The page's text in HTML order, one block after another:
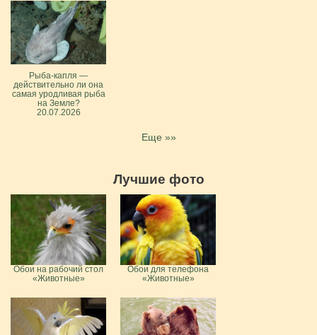
Рыба-капля —
действительно ли она
самая уродливая рыба
на Земле?
20.07.2026
Еще »»
Лучшие фото
Обои на рабочий стол
«Животные»
Обои для телефона
«Животные»